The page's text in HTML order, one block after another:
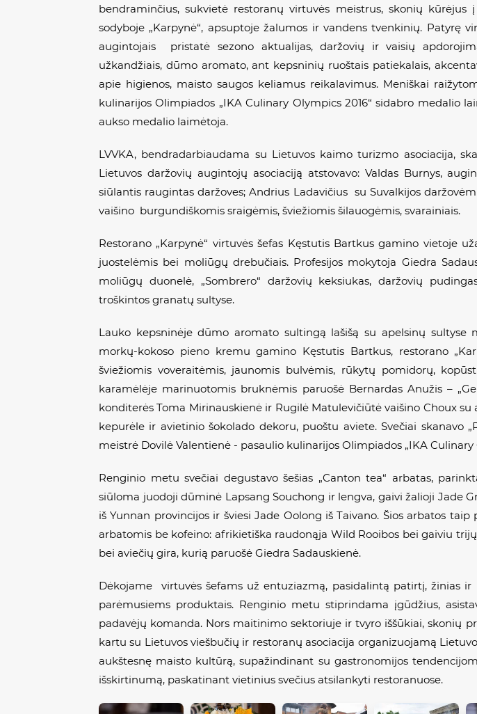
bendraminčius, sukvietė restoranų virtuvės meistrus, skonių
sodyboje „Karpynė“, apsuptoje žalumos ir vandens tvenkinių.
augintojais pristatė sezono aktualijas, daržovių ir vaisių
užkandžiais, dūmo aromato, ant kepsninių ruoštais patiekalais,
apie higienos, maisto saugos keliamus reikalavimus. Meniškai
kulinarijos Olimpiados „IKA Culinary Olympics 2016“ sidabro medalio
aukso medalio laimėtoja.
LVVKA, bendradarbiaudama su Lietuvos kaimo turizmo asociacija,
Lietuvos daržovių augintojų asociaciją atstovavo: Valdas Burnys,
siūlantis raugintas daržoves; Andrius Ladavičius su Suvalkijos
vaišino burgundiškomis sraigėmis, šviežiomis šilauogėmis, svarainiais.
Restorano „Karpynė“ virtuvės šefas Kęstutis Bartkus gamino vietoje
juostelėmis bei moliūgų drebučiais. Profesijos mokytoja Giedra
moliūgų duonelė, „Sombrero“ daržovių keksiukas, daržovių
troškintos granatų sultyse.
Lauko kepsninėje dūmo aromato sultingą lašišą su apelsinų sultyse
morkų-kokoso pieno kremu gamino Kęstutis Bartkus, restorano
šviežiomis voveraitėmis, jaunomis bulvėmis, rūkytų pomidorų,
karamėlėje marinuotomis bruknėmis paruošė Bernardas Anužis –
konditerės Toma Mirinauskienė ir Rugilė Matulevičiūtė vaišino Choux su
kepurėle ir avietinio šokolado dekoru, puoštu aviete. Svečiai skanavo
meistrė Dovilė Valentienė - pasaulio kulinarijos Olimpiados „IKA
Renginio metu svečiai degustavo šešias „Canton tea“ arbatas,
siūloma juodoji dūminė Lapsang Souchong ir lengva, gaivi žalioji Jade
iš Yunnan provincijos ir šviesi Jade Oolong iš Taivano. Šios arbatos
arbatomis be kofeino: afrikietiška raudonąja Wild Rooibos bei gaiviu
bei aviečių gira, kurią paruošė Giedra Sadauskienė.
Dėkojame virtuvės šefams už entuziazmą, pasidalintą patirtį, žinias
parėmusiems produktais. Renginio metu stiprindama įgūdžius,
padavėjų komanda. Nors maitinimo sektoriuje ir tvyro iššūkiai, skonių
kartu su Lietuvos viešbučių ir restoranų asociacija organizuojamą
aukštesnę maisto kultūrą, supažindinant su gastronomijos
išskirtinumą, paskatinant vietinius svečius atsilankyti restoranuose.